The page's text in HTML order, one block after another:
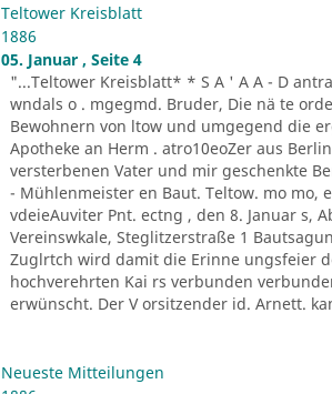
Teltower Kreisblatt
1886
05. Januar , Seite 4
"...Teltower Kreisblatt* * S A ' A A - D
wndals o . mgegmd. Bruder, Die nä te
Bewohnern von ltow und umgegend die
Apotheke an Herm . atro10eoZer aus
versterbenen Vater und mir geschenkte
- Mühlenmeister en Baut. Teltow. mo mo,
vdeieAuviter Pnt. ectng , den 8. Januar s,
Vereinswkale, Steglitzerstraße 1
Zuglrtch wird damit die Erinne ungsfeier
hochverehrten Kai rs verbunden
erwünscht. Der V orsitzender id. Arnett.
Neueste Mitteilungen